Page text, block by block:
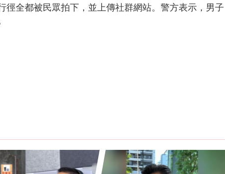
徑全都被民眾拍下，並上傳社群網站。警方表示，男子